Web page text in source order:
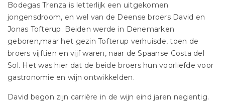
Bodegas Trenza is letterlijk een uitgekomen
jongensdroom, en wel van de Deense broers David en
Jonas Tofterup. Beiden werde in Denemarken
geboren,maar het gezin Tofterup verhuisde, toen de
broers vijftien en vijf waren, naar de Spaanse Costa del
Sol. Het was hier dat de beide broers hun voorliefde voor
gastronomie en wijn ontwikkelden.
David begon zijn carrière in de wijn eind jaren negentig.